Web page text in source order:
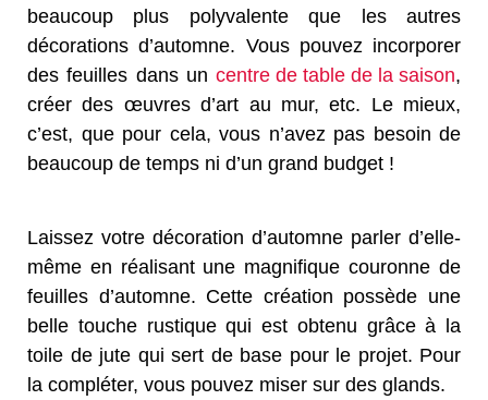
beaucoup plus polyvalente que les autres
décorations d’automne. Vous pouvez incorporer
des feuilles dans un centre de table de la saison,
créer des œuvres d’art au mur, etc. Le mieux,
c’est, que pour cela, vous n’avez pas besoin de
beaucoup de temps ni d’un grand budget !
Laissez votre décoration d’automne parler d’elle-
même en réalisant une magnifique couronne de
feuilles d’automne. Cette création possède une
belle touche rustique qui est obtenu grâce à la
toile de jute qui sert de base pour le projet. Pour
la compléter, vous pouvez miser sur des glands.